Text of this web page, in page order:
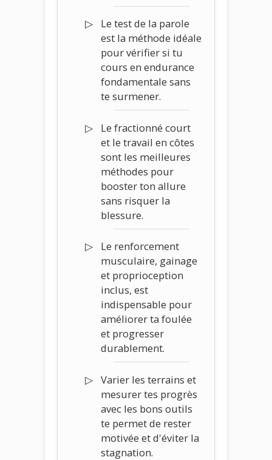
Le test de la parole
est la méthode idéale
pour vérifier si tu
cours en endurance
fondamentale sans
te surmener.
Le fractionné court
et le travail en côtes
sont les meilleures
méthodes pour
booster ton allure
sans risquer la
blessure.
Le renforcement
musculaire, gainage
et proprioception
inclus, est
indispensable pour
améliorer ta foulée
et progresser
durablement.
Varier les terrains et
mesurer tes progrès
avec les bons outils
te permet de rester
motivée et d'éviter la
stagnation.